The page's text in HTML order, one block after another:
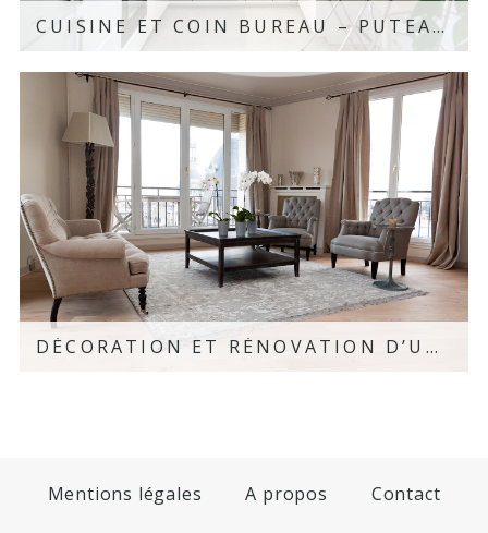
CUISINE ET COIN BUREAU – PUTEAUX, 92
Découvrir le projet
DÉCORATION ET RÉNOVATION D’UN APPARTEMENT LUXUEUX – PARIS 16
Mentions légales A propos Contact